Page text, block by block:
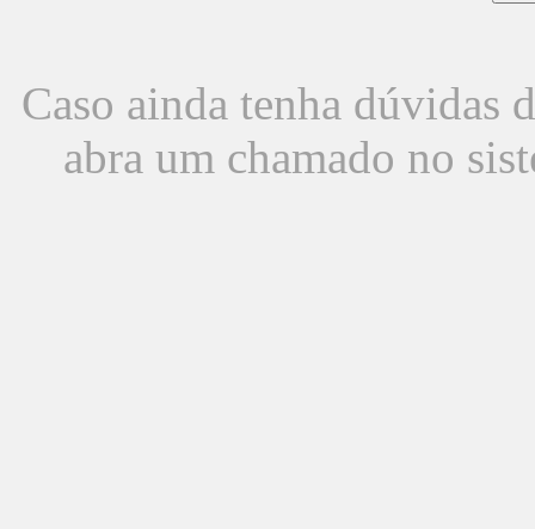
Caso ainda tenha dúvidas
abra um chamado no